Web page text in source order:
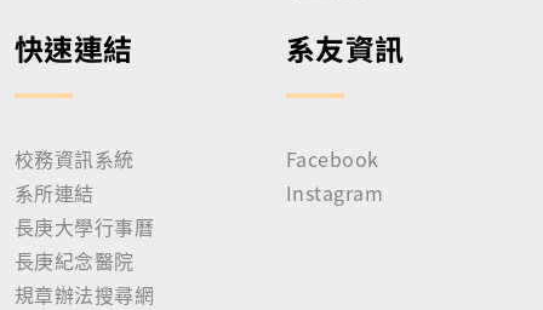
快速連結
校務資訊系統
系所連結
長庚大學行事曆
長庚紀念醫院
規章辦法搜尋網
系友資訊
Facebook
Instagram